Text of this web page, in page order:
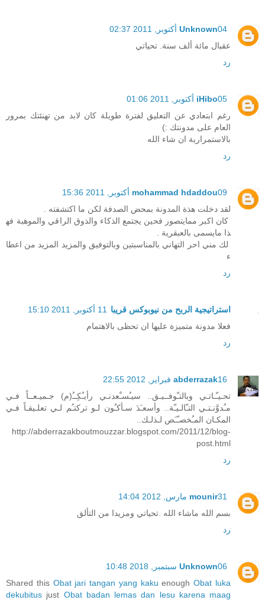
Unknown04 أكتوبر, 2011 02:37
عقبال مائة ألف سنة. تحياتي
رد
iHibo05 أكتوبر, 2011 01:06
رغم ابتعادي عن التعليق لفترة طويلة كان لابد من تهنئتك بمرور
العام على مدونتك :)
بالاستمرارية ان شاء الله
رد
mohammad hdaddou09 أكتوبر, 2011 15:36
لقد دخلت هذة المدونة بمحض الصدفة لكن ما اكتشفته .
كان اكبر ممايتصور فحين يجتمع الذكاء والذوق الراقي والموهبة فه
ذا مايسمى بالعبقرية .
لك مني احر التهاني بالمناسبتين وبالتوفيق والمزيد المزيد من اعطا
ء
رد
استراتيجية الربح من نيوبوكس قريبا
11 أكتوبر, 2011 15:10
فعلا مدونة متميزة عليها ان تحظى بالاهتمام
رد
abderrazak16 فبراير, 2012 22:55
تحـيـّـاتـي وبالتـّوفــيـق.. سيـُسـْعدنـي رأيـُكِــُ(م) جـميـعــاً فـي
مـُدوَّنـتـي التـّالـيـّة.. وأسعـَدَ سـأكـُون لـو تركتـُم لـي تعلـيقـاً فـي
المكـان المـُخصـّـَص لـذلـك..
http://abderrazakboutmouzzar.blogspot.com/2011/12/blog-
post.html
رد
mounir31 مارس, 2012 14:04
بسم الله ماشاء الله .تحياتي ومزيدا من التألق
رد
Unknown06 سبتمبر, 2018 10:48
Shared this Obat jari tangan yang kaku enoughObat luka
dekubitus just Obat badan lemas dan lesu karena maag